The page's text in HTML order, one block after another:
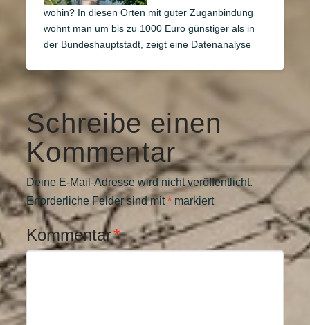
wohin? In diesen Orten mit guter Zuganbindung
wohnt man um bis zu 1000 Euro günstiger als in
der Bundeshauptstadt, zeigt eine Datenanalyse
Schreibe einen
Kommentar
Deine E-Mail-Adresse wird nicht veröffentlicht.
Erforderliche Felder sind mit* markiert
Kommentar*